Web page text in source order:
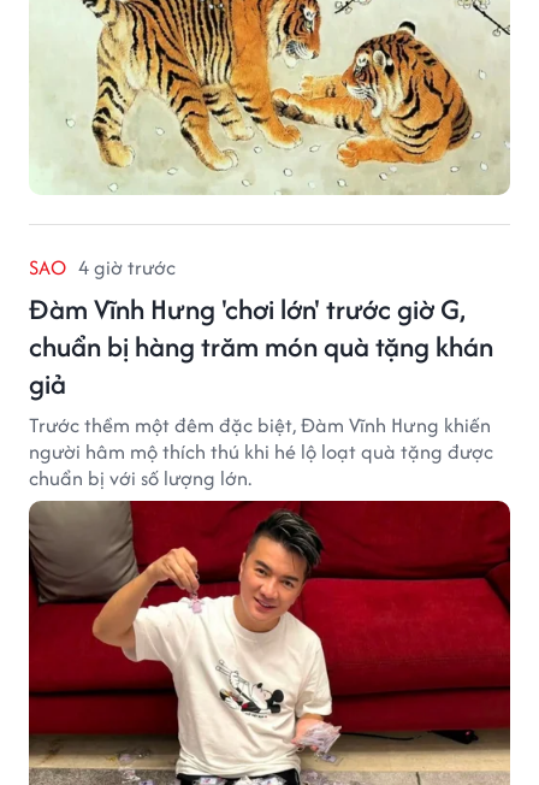
SAO 4 giờ trước
Đàm Vĩnh Hưng 'chơi lớn' trước giờ G,
chuẩn bị hàng trăm món quà tặng khán
giả
Trước thềm một đêm đặc biệt, Đàm Vĩnh Hưng khiến
người hâm mộ thích thú khi hé lộ loạt quà tặng được
chuẩn bị với số lượng lớn.